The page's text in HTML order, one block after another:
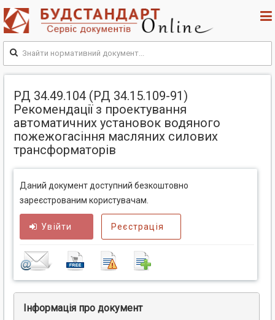
РД 34.49.104 (РД 34.15.109-91)
Рекомендації з проектування
автоматичних установок водяного
пожежогасіння масляних силових
трансформаторів
Даний документ доступний безкоштовно
зареєстрованим користувачам.
Увійти Реєстрація
Інформація про документ